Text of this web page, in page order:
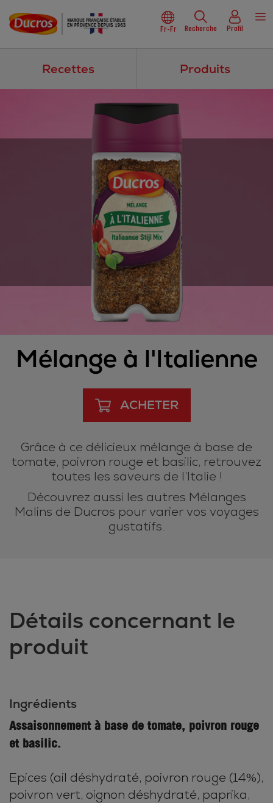
Fr-Fr Recherche Profil
Recettes Produits
Mélange à l'Italienne
ACHETER
Grâce à ce délicieux mélange à base de
tomate, poivron rouge et basilic, retrouvez
toutes les saveurs de l’Italie !
Découvrez aussi les autres Mélanges
Malins de Ducros pour varier vos voyages
gustatifs.
Détails concernant le
produit
Ingrédients
Assaisonnement à base de tomate, poivron rouge
et basilic.
Epices (ail déshydraté, poivron rouge (14%),
poivron vert, oignon déshydraté, paprika,